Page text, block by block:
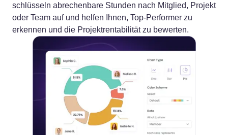
schlüsseln abrechenbare Stunden nach Mitglied, Projekt
oder Team auf und helfen Ihnen, Top-Performer zu
erkennen und die Projektrentabilität zu bewerten.